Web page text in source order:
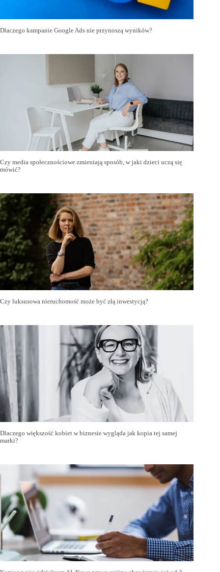
Dlaczego kampanie Google Ads nie przynoszą wyników?
Czy media społecznościowe zmieniają sposób, w jaki dzieci uczą się
mówić?
Czy luksusowa nieruchomość może być złą inwestycją?
Dlaczego większość kobiet w biznesie wygląda jak kopia tej samej
marki?